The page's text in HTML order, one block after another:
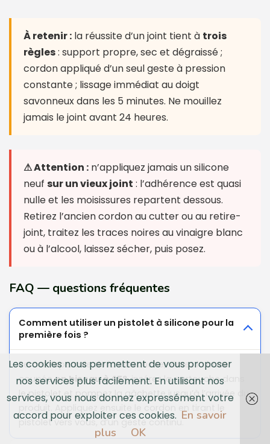
À retenir : la réussite d’un joint tient à trois
règles: support propre, sec et dégraissé ;
cordon appliqué d’un seul geste à pression
constante ; lissage immédiat au doigt
savonneux dans les 5 minutes. Ne mouillez
jamais le joint avant 24 heures.
⚠ Attention : n’appliquez jamais un silicone
neuf sur un vieux joint : l’adhérence est quasi
nulle et les moisissures repartent dessous.
Retirez l’ancien cordon au cutter ou au retire-
joint, traitez les traces noires au vinaigre blanc
ou à l’alcool, laissez sécher, puis posez.
FAQ — questions fréquentes
Comment utiliser un pistolet à silicone pour la
première fois ?
Percez l’opercule de la cartouche, vissez la buse
coupéeen biseau à 45°, insérez la cartouche dans
le pistolet et pompez la gâchette jusqu’à l’arrivée du
produit. Appliquez ensuite le cordon en tirant le
pistolet vers vous, d’un geste continu.
Les cookies nous permettent de vous proposer
nos services plus facilement. En utilisant nos
services, vous nous donnez expressément votre
accord pour exploiter ces cookies. En savoir
plus
OK